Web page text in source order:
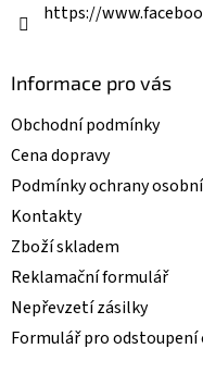
https://
Informace pro vás
Obchodní podmínky
Cena dopravy
Podmínky ochrany
Kontakty
Zboží skladem
Reklamační formulář
Nepřevzetí zásilky
Formulář pro odstoupení